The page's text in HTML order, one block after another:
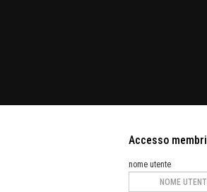
Accesso membri
nome utente